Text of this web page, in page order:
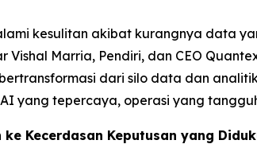
kesulitan akibat kurangnya data
Vishal Marria, Pendiri, dan CEO
dari silo data dan
yang tepercaya, operasi yang
Kecerdasan Keputusan yang